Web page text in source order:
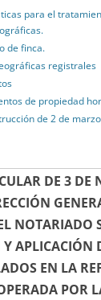
para el
de finca.
registrales
de propiedad
de 2 de
DE 3 DE
NOTARIADO
APLICACIÓN
EN LA
POR